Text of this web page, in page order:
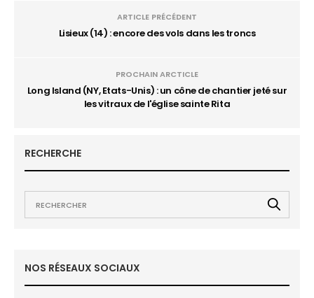
ARTICLE PRÉCÉDENT
Lisieux (14) : encore des vols dans les troncs
PROCHAIN ARCTICLE
Long Island (NY, Etats-Unis) : un cône de chantier jeté sur
les vitraux de l'église sainte Rita
RECHERCHE
NOS RÉSEAUX SOCIAUX